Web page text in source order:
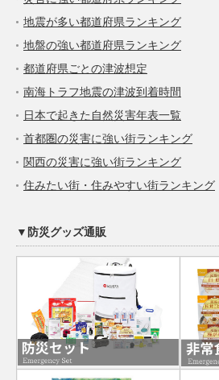
地震が多い都道府県ランキング
地盤の強い都道府県ランキング
都道府県ごとの津波想定
南海トラフ地震の津波到着時間
日本で起きた自然災害年表一覧
首都圏の災害に強い街ランキング
関西の災害に強い街ランキング
住みたい街・住みやすい街ランキング
▼防災グッズ通販